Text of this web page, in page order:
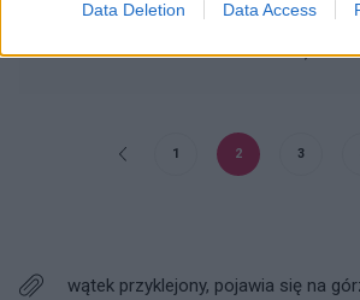
Data Deletion Data Access
omnusia00 13-05-2015, 15:56
1 2 3
wątek przyklejony, pojawia się na